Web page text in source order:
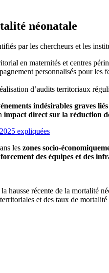
néonatale
par les chercheurs et les
en maternités et centres
personnalisés pour les
d’audits territoriaux
indésirables graves
impact direct sur la réduction
expliquées
les zones socio-
des équipes et des
récente de la mortalité
et des taux de